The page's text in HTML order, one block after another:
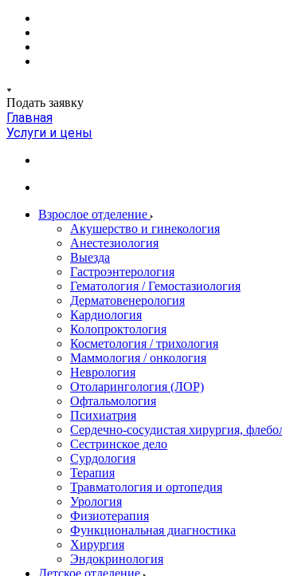
Подать заявку
Главная
Услуги и цены
Взрослое отделение
Акушерство и гинекология
Анестезиология
Выезда
Гастроэнтерология
Гематология / Гемостазиология
Дерматовенерология
Кардиология
Колопроктология
Косметология / трихология
Маммология / онкология
Неврология
Отоларингология (ЛОР)
Офтальмология
Психиатрия
Сердечно-сосудистая хирургия,
Сестринское дело
Сурдология
Терапия
Травматология и ортопедия
Урология
Физиотерапия
Функциональная диагностика
Хирургия
Эндокринология
Детское отделение